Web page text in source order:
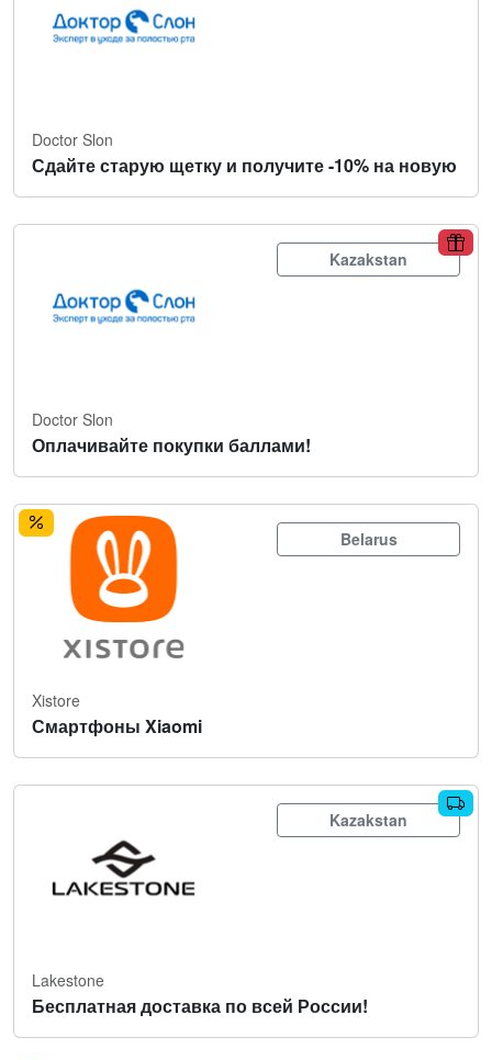
Doctor Slon
Сдайте старую щетку и получите -10% на новую
Kazakstan
Doctor Slon
Оплачивайте покупки баллами!
Belarus
Xistore
Смартфоны Xiaomi
Kazakstan
Lakestone
Бесплатная доставка по всей России!